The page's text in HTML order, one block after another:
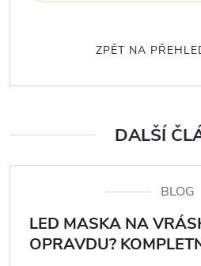
ZPĚT NA
DALŠÍ
BLOG
LED MASKA NA
OPRAVDU?